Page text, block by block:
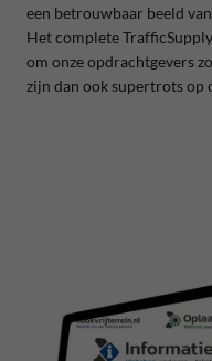
een betrouwbaar beeld
Het complete
om onze opdrachtgevers
zijn dan ook supertrots op